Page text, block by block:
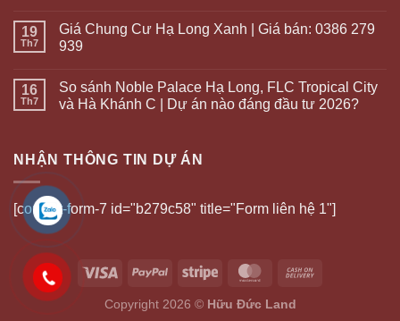
19
Th7
Giá Chung Cư Hạ Long Xanh | Giá bán: 0386 279
939
16
Th7
So sánh Noble Palace Hạ Long, FLC Tropical City
và Hà Khánh C | Dự án nào đáng đầu tư 2026?
NHẬN THÔNG TIN DỰ ÁN
[contact-form-7 id="b279c58" title="Form liên hệ 1"]
Copyright 2026 © Hữu Đức Land